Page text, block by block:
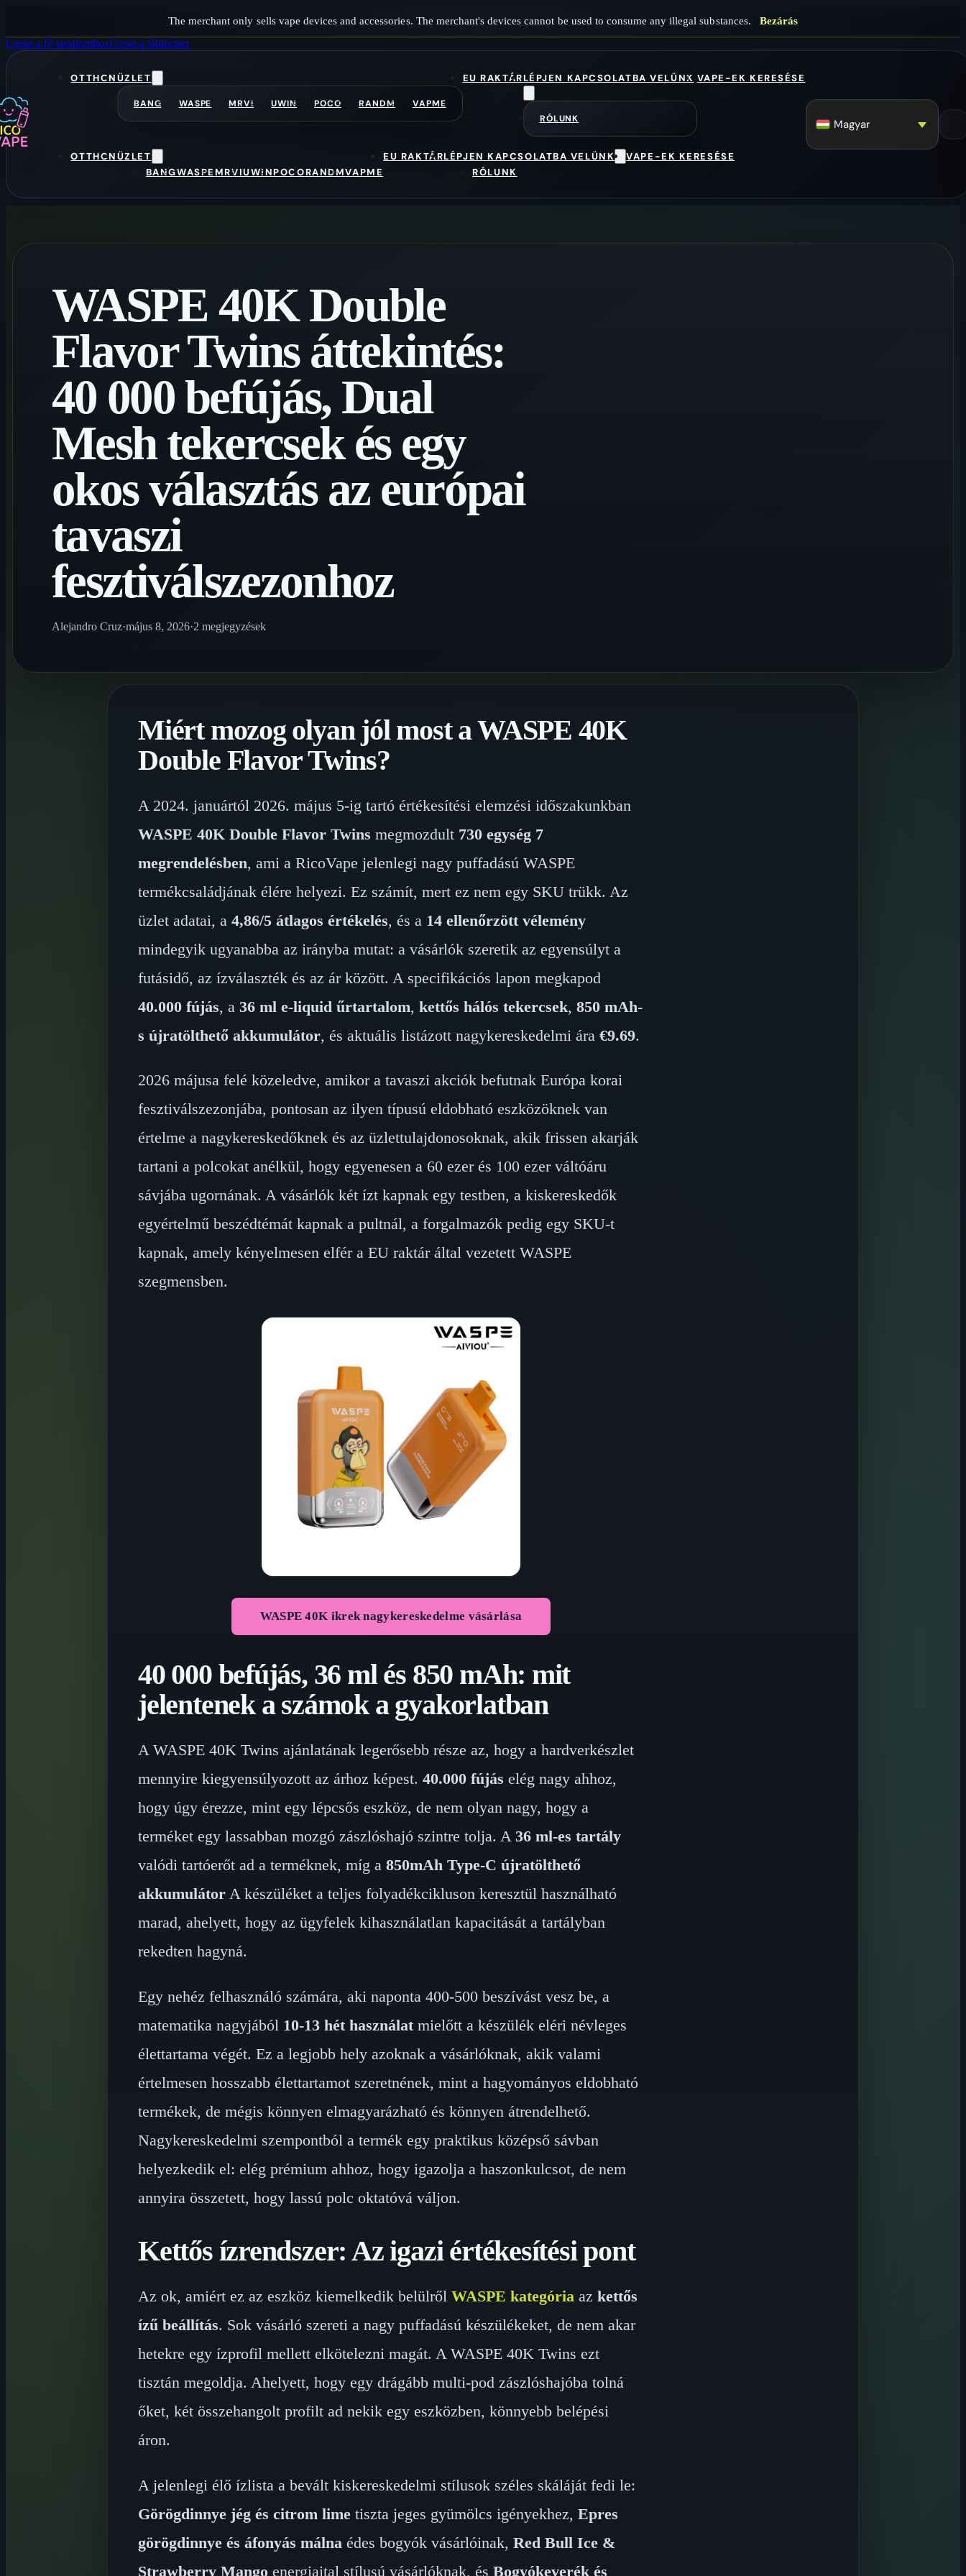
The merchant only sells vape devices and accessories. The merchant's devices cannot be used to consume any illegal substances. Bezárás
Ugrás a fő tartalomhozUgrás a lábléchez
OTTHONÜZLET
BANG WASPE MRVI UWIN POCO RANDM VAPME
EU RAKTÁRLÉPJEN KAPCSOLATBA VELÜNK
RÓLUNK
VAPE-EK KERESÉSE
OTTHONÜZLET
BANGWASPEMRVIUWINPOCORANDMVAPME
EU RAKTÁRLÉPJEN KAPCSOLATBA VELÜNK
RÓLUNK
VAPE-EK KERESÉSE
Magyar
WASPE 40K Double
Flavor Twins áttekintés:
40 000 befújás, Dual
Mesh tekercsek és egy
okos választás az európai
tavaszi
fesztiválszezonhoz
Alejandro Cruz·május 8, 2026·2 megjegyzések
Miért mozog olyan jól most a WASPE 40K
Double Flavor Twins?
A 2024. januártól 2026. május 5-ig tartó értékesítési elemzési időszakunkban
WASPE 40K Double Flavor Twins megmozdult 730 egység 7
megrendelésben, ami a RicoVape jelenlegi nagy puffadású WASPE
termékcsaládjának élére helyezi. Ez számít, mert ez nem egy SKU trükk. Az
üzlet adatai, a 4,86/5 átlagos értékelés, és a 14 ellenőrzött vélemény
mindegyik ugyanabba az irányba mutat: a vásárlók szeretik az egyensúlyt a
futásidő, az ízválaszték és az ár között. A specifikációs lapon megkapod
40.000 fújás, a 36 ml e-liquid űrtartalom, kettős hálós tekercsek, 850 mAh-
s újratölthető akkumulátor, és aktuális listázott nagykereskedelmi ára €9.69.
2026 májusa felé közeledve, amikor a tavaszi akciók befutnak Európa korai
fesztiválszezonjába, pontosan az ilyen típusú eldobható eszközöknek van
értelme a nagykereskedőknek és az üzlettulajdonosoknak, akik frissen akarják
tartani a polcokat anélkül, hogy egyenesen a 60 ezer és 100 ezer váltóáru
sávjába ugornának. A vásárlók két ízt kapnak egy testben, a kiskereskedők
egyértelmű beszédtémát kapnak a pultnál, a forgalmazók pedig egy SKU-t
kapnak, amely kényelmesen elfér a EU raktár által vezetett WASPE
szegmensben.
WASPE 40K ikrek nagykereskedelme vásárlása
40 000 befújás, 36 ml és 850 mAh: mit
jelentenek a számok a gyakorlatban
A WASPE 40K Twins ajánlatának legerősebb része az, hogy a hardverkészlet
mennyire kiegyensúlyozott az árhoz képest. 40.000 fújás elég nagy ahhoz,
hogy úgy érezze, mint egy lépcsős eszköz, de nem olyan nagy, hogy a
terméket egy lassabban mozgó zászlóshajó szintre tolja. A 36 ml-es tartály
valódi tartóerőt ad a terméknek, míg a 850mAh Type-C újratölthető
akkumulátor A készüléket a teljes folyadékcikluson keresztül használható
marad, ahelyett, hogy az ügyfelek kihasználatlan kapacitását a tartályban
rekedten hagyná.
Egy nehéz felhasználó számára, aki naponta 400-500 beszívást vesz be, a
matematika nagyjából 10-13 hét használat mielőtt a készülék eléri névleges
élettartama végét. Ez a legjobb hely azoknak a vásárlóknak, akik valami
értelmesen hosszabb élettartamot szeretnének, mint a hagyományos eldobható
termékek, de mégis könnyen elmagyarázható és könnyen átrendelhető.
Nagykereskedelmi szempontból a termék egy praktikus középső sávban
helyezkedik el: elég prémium ahhoz, hogy igazolja a haszonkulcsot, de nem
annyira összetett, hogy lassú polc oktatóvá váljon.
Kettős ízrendszer: Az igazi értékesítési pont
Az ok, amiért ez az eszköz kiemelkedik belülről WASPE kategória az kettős
ízű beállítás. Sok vásárló szereti a nagy puffadású készülékeket, de nem akar
hetekre egy ízprofil mellett elkötelezni magát. A WASPE 40K Twins ezt
tisztán megoldja. Ahelyett, hogy egy drágább multi-pod zászlóshajóba tolná
őket, két összehangolt profilt ad nekik egy eszközben, könnyebb belépési
áron.
A jelenlegi élő ízlista a bevált kiskereskedelmi stílusok széles skáláját fedi le:
Görögdinnye jég és citrom lime tiszta jeges gyümölcs igényekhez, Epres
görögdinnye és áfonyás málna édes bogyók vásárlóinak, Red Bull Ice &
Strawberry Mango energiaital stílusú vásárlóknak, és Bogyókeverék és